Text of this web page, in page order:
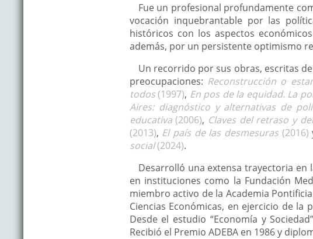
Fue un profesional profundamente
vocación inquebrantable por las
históricos con los aspectos
además, por un persistente optimismo
Un recorrido por sus obras, escritas
preocupaciones: Reconstrucción o
todos(1997), En pos de la equidad. La
Aires: diagnóstico y alternativas de
educativa(2006), Claves del retraso y
(2013), El país de las desmesuras(2016)
social(2024).
Desarrolló una extensa trayectoria en
en instituciones como la Fundación
miembro activo de la Academia
Ciencias Económicas, en ejercicio de
Desde el estudio “Economía y
Recibió el Premio ADEBA en 1986 y